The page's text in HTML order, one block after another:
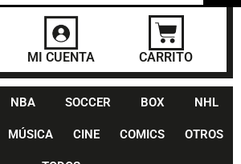
MI CUENTA CARRITO
NBA SOCCER BOX NHL
MÚSICA CINE COMICS OTROS